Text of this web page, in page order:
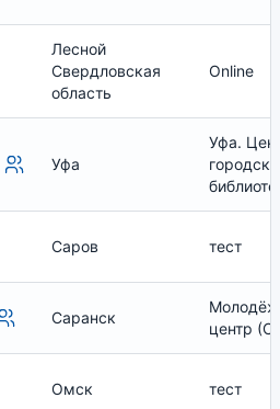
Лесной
Свердловская
область
Online
Уфа
Уфа.
Саров тест
Саранск
центр
Омск тест